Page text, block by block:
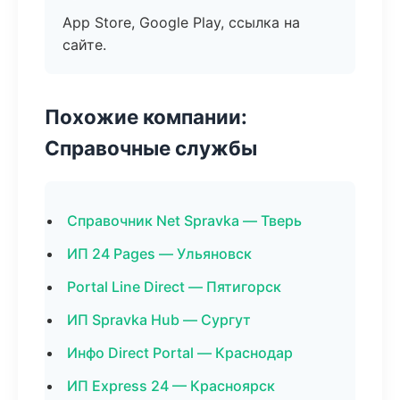
App Store, Google Play, ссылка на
сайте.
Похожие компании:
Справочные службы
Справочник Net Spravka — Тверь
ИП 24 Pages — Ульяновск
Portal Line Direct — Пятигорск
ИП Spravka Hub — Сургут
Инфо Direct Portal — Краснодар
ИП Express 24 — Красноярск